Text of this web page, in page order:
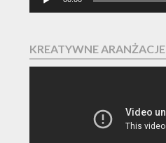
KREATYWNE ARANŻACJE